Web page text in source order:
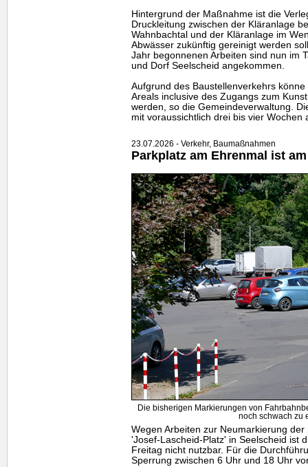
Hintergrund der Maßnahme ist die
Druckleitung zwischen der Kläranlage
Wahnbachtal und der Kläranlage im
Abwässer zukünftig gereinigt werden
Jahr begonnenen Arbeiten sind nun im
und Dorf Seelscheid angekommen.
Aufgrund des Baustellenverkehrs
Areals inclusive des Zugangs zum
werden, so die Gemeindeverwaltung.
mit voraussichtlich drei bis vier Wochen
23.07.2026 - Verkehr, Baumaßnahmen
Parkplatz am Ehrenmal ist
Die bisherigen Markierungen von
noch schwach zu
Wegen Arbeiten zur Neumarkierung
'Josef-Lascheid-Platz' in Seelscheid ist
Freitag nicht nutzbar. Für die
Sperrung zwischen 6 Uhr und 18 Uhr